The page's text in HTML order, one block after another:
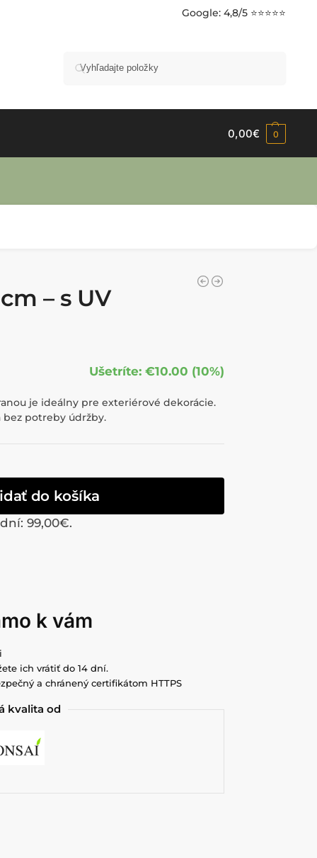
Google: 4,8/5 ⭐⭐⭐⭐⭐
0,00€ 0
– s UV
Ušetríte: €10.00 (10%)
je ideálny pre exteriérové dekorácie.
potreby údržby.
do košíka
dní:99,00€.
k vám
ich vrátiť do 14 dní.
a chránený certifikátom HTTPS
kvalita od